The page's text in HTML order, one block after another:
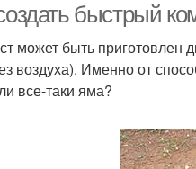
быстрый
может быть приготовлен
воздуха). Именно от
все-таки яма?